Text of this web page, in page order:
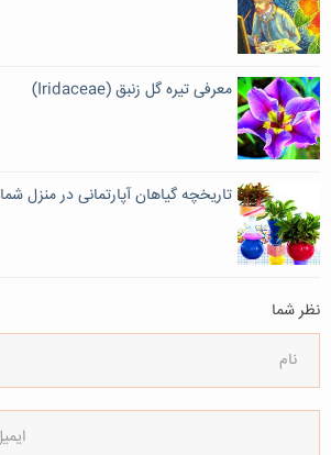
معرفی تیره گل زنبق (Iridaceae)
تاریخچه گیاهان آپارتمانی در منزل شما
نظر شما